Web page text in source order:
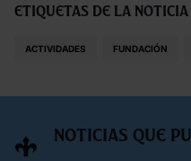
Etiquetas de la noticia
ACTIVIDADES FUNDACIÓN
Noticias que